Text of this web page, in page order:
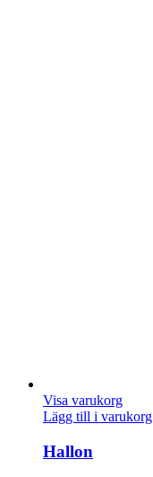
Visa varukorg
Lägg till i varukorg
Hallon